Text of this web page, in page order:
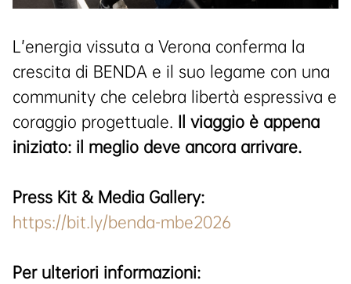
L’energia vissuta a Verona conferma la
crescita di BENDA e il suo legame con una
community che celebra libertà espressiva e
coraggio progettuale. Il viaggio è appena
iniziato: il meglio deve ancora arrivare.
Press Kit & Media Gallery:
https://bit.ly/benda-mbe2026
Per ulteriori informazioni: